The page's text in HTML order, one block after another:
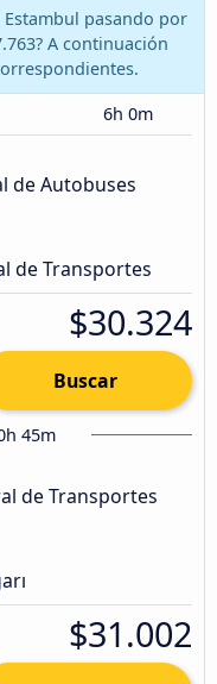
Estambul pasando por
A continuación
6h 0m
de Autobuses
de Transportes
$30.324
Buscar
45m
de Transportes
$31.002